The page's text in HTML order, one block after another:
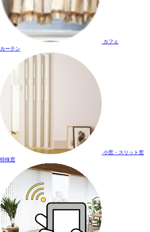
カフェ
カーテン
小窓・スリット窓
特殊窓